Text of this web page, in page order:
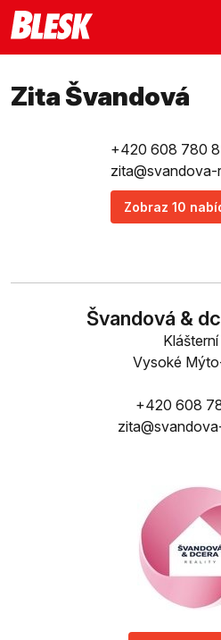
Zita Švandová
+420 608 780
zita@svandova-
Zobraz 10
Švandová &
Klášterní
Vysoké
+420 608